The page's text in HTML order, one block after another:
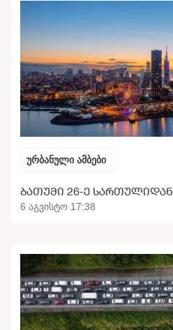
ურბანული ამბები
ᲑᲐᲗᲣᲛᲘ 26-Ე ᲡᲐᲠᲗᲣᲚᲘᲓᲐᲜ
6 აგვისტო 17:38